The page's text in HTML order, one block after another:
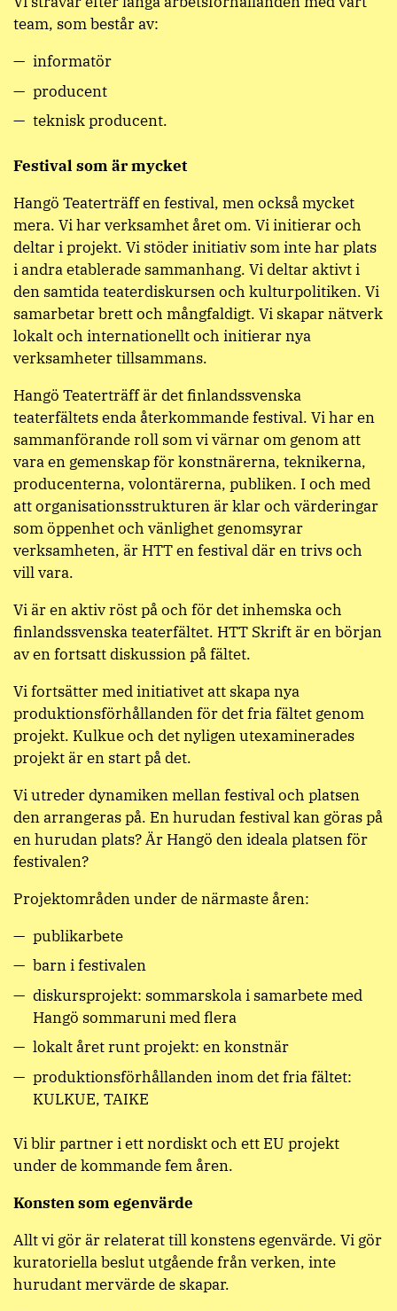
team, som består av:
informatör
producent
teknisk producent.
Festival som är mycket
Hangö Teaterträff en festival, men också mycket
mera. Vi har verksamhet året om. Vi initierar och
deltar i projekt. Vi stöder initiativ som inte har plats
i andra etablerade sammanhang. Vi deltar aktivt i
den samtida teaterdiskursen och kulturpolitiken. Vi
samarbetar brett och mångfaldigt. Vi skapar nätverk
lokalt och internationellt och initierar nya
verksamheter tillsammans.
Hangö Teaterträff är det finlandssvenska
teaterfältets enda återkommande festival. Vi har en
sammanförande roll som vi värnar om genom att
vara en gemenskap för konstnärerna, teknikerna,
producenterna, volontärerna, publiken. I och med
att organisationsstrukturen är klar och värderingar
som öppenhet och vänlighet genomsyrar
verksamheten, är HTT en festival där en trivs och
vill vara.
Vi är en aktiv röst på och för det inhemska och
finlandssvenska teaterfältet. HTT Skrift är en början
av en fortsatt diskussion på fältet.
Vi fortsätter med initiativet att skapa nya
produktionsförhållanden för det fria fältet genom
projekt. Kulkue och det nyligen utexaminerades
projekt är en start på det.
Vi utreder dynamiken mellan festival och platsen
den arrangeras på. En hurudan festival kan göras på
en hurudan plats? Är Hangö den ideala platsen för
festivalen?
Projektområden under de närmaste åren:
publikarbete
barn i festivalen
diskursprojekt: sommarskola i samarbete med
Hangö sommaruni med flera
lokalt året runt projekt: en konstnär
produktionsförhållanden inom det fria fältet:
KULKUE, TAIKE
Vi blir partner i ett nordiskt och ett EU projekt
under de kommande fem åren.
Konsten som egenvärde
Allt vi gör är relaterat till konstens egenvärde. Vi gör
kuratoriella beslut utgående från verken, inte
hurudant mervärde de skapar.